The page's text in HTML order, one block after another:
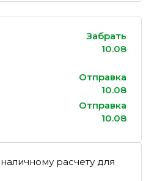
Забрать
10.08
Отправка
10.08
Отправка
10.08
расчету для